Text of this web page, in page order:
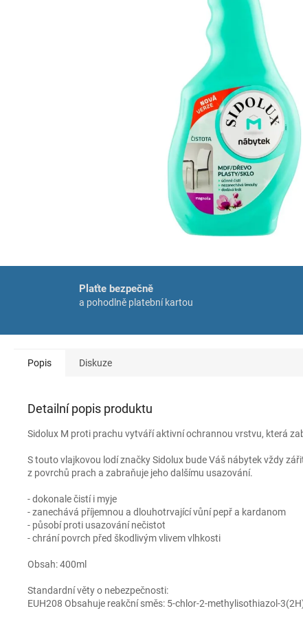
Plaťte bezpečně
a pohodlně platební kartou
Popis Diskuze
Detailní popis produktu
Sidolux M proti prachu vytváří aktivní ochrannou vrstvu, která
S touto vlajkovou lodí značky Sidolux bude Váš nábytek vždy
z povrchů prach a zabraňuje jeho dalšímu usazování.
- dokonale čistí i myje
- zanechává příjemnou a dlouhotrvající vůní pepř a kardanom
- působí proti usazování nečistot
- chrání povrch před škodlivým vlivem vlhkosti
Obsah: 400ml
Standardní věty o nebezpečnosti:
EUH208 Obsahuje reakční směs: 5-chlor-2-methylisothiazol-